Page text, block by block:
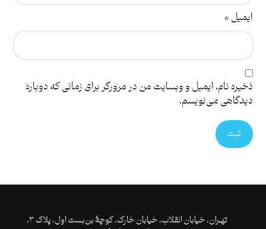
ایمیل*
ذخیره نام، ایمیل و وبسایت من در مرورگر برای زمانی که دوباره
دیدگاهی می‌نویسم.
ثبت
تهـران،‌ خیابان انقلاب، خیابان خارک، کوچۀ بن‌بست اول، پلاک ۳،